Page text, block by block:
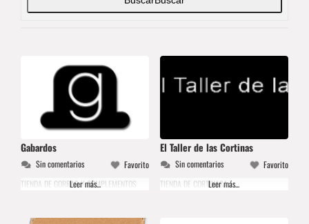
Gabardos
Sin comentarios
Favorito
TIENDA DE GORRAS Y COMPLEMENTOS
Leer más...
El Taller de las Cortinas
Sin comentarios
Favorito
TIENDA DE CORTINASA
Leer más...